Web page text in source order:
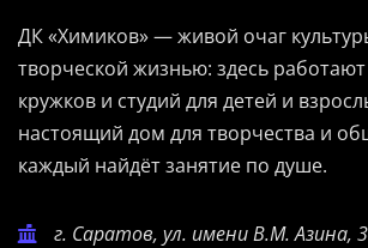
ДК «Химиков» — живой очаг
творческой жизнью: здесь работают
кружков и студий для детей и
настоящий дом для творчества и
каждый найдёт занятие по душе.
г. Саратов, ул. имени В.М. Азина,